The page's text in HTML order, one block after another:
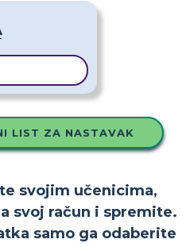
LIST ZA NASTAVAK
svojim učenicima,
svoj račun i spremite.
samo ga odaberite